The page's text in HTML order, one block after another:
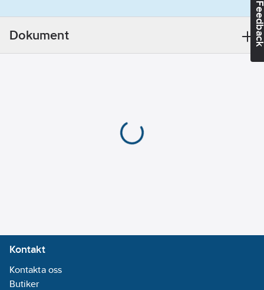
Dokument
Kontakt
Kontakta oss
Butiker